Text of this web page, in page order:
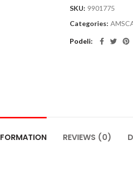
SKU: 9901775
Categories:
Podeli
REVIEWS (0)